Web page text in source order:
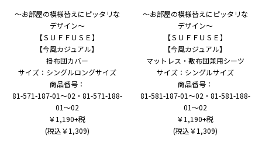
～お部屋の模様替えにピッタリな
デザイン～
【ＳＵＦＦＵＳＥ】
【今風カジュアル】
掛布団カバー
サイズ：シングルロングサイズ
商品番号：
81-571-187-01～02・81-571-188-
01～02
￥1,190+税
(税込￥1,309)
～お部屋の模様替えにピッタリな
デザイン～
【ＳＵＦＦＵＳＥ】
【今風カジュアル】
マットレス・敷布団兼用シーツ
サイズ：シングルサイズ
商品番号：
81-581-187-01～02・81-581-188-
01～02
￥1,190+税
(税込￥1,309)